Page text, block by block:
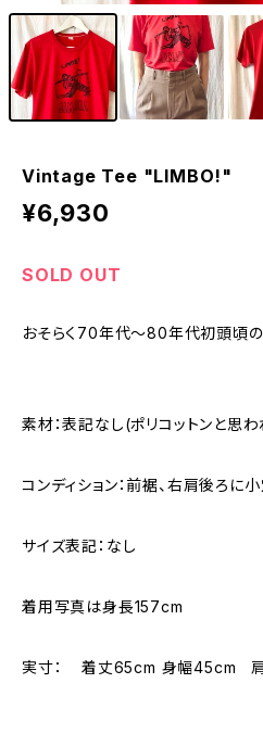
Vintage Tee "LIMBO!"
¥6,930
SOLD OUT
おそらく70年代〜80年代初頭頃の
素材：表記なし(ポリコットンと思
コンディション：前裾、右肩後ろ
サイズ表記：なし
着用写真は身長157cm
実寸： 着丈65cm 身幅45cm